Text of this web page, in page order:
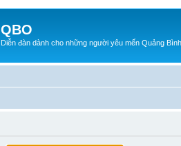
QBO
Diễn đàn dành cho những người yêu mến Quảng Bình